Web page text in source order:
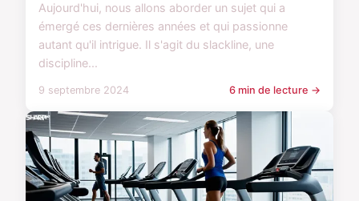
Aujourd'hui, nous allons aborder un sujet qui a
émergé ces dernières années et qui passionne
autant qu'il intrigue. Il s'agit du slackline, une
discipline...
9 septembre 2024 6 min de lecture →